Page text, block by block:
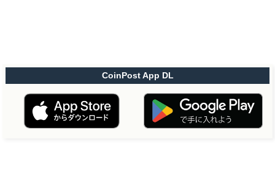
CoinPost App DL